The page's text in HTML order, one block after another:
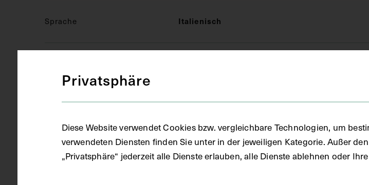
Sprache Italienisch
Technik Handschrift
Privatsphäre
Diese Website verwendet Cookies bzw. vergleichbare Technologien, um
verwendeten Diensten finden Sie unter in der jeweiligen Kategorie. Außer
„Privatsphäre“ jederzeit alle Dienste erlauben, alle Dienste ablehnen oder